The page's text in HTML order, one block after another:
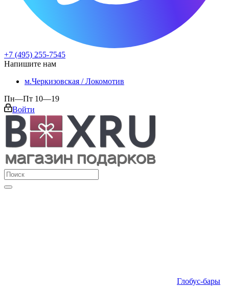
+7 (495) 255-7545
Напишите нам
м.Черкизовская / Локомотив
Пн—Пт 10—19
Войти
Глобус-бары